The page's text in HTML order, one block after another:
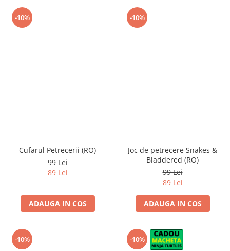
-10%
Cufarul Petrecerii (RO)
99 Lei
89 Lei
ADAUGA IN COS
-10%
Joc de petrecere Snakes &
Bladdered (RO)
99 Lei
89 Lei
ADAUGA IN COS
-10% -10%